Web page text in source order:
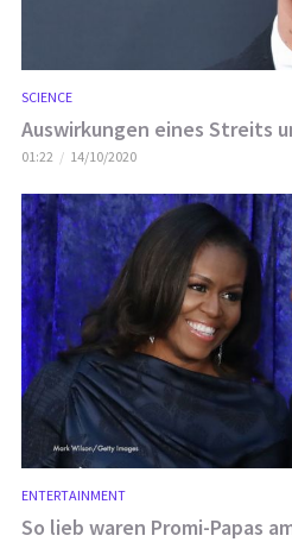
SCIENCE
Auswirkungen eines Streits
01:22 14/10/2020
ENTERTAINMENT
So lieb waren Promi-Papas